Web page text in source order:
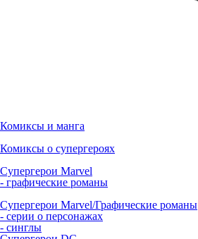
Комиксы и манга
Комиксы о супергероях
Супергерои Marvel
- графические романы
Супергерои Marvel/Графические романы
- серии о персонажах
- синглы